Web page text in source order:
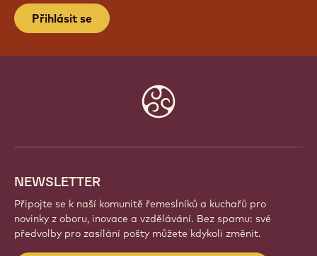
Přihlásit se
NEWSLETTER
Připojte se k naší komunitě řemeslníků a kuchařů pro
novinky z oboru, inovace a vzdělávání. Bez spamu: své
předvolby pro zasílání pošty můžete kdykoli změnit.